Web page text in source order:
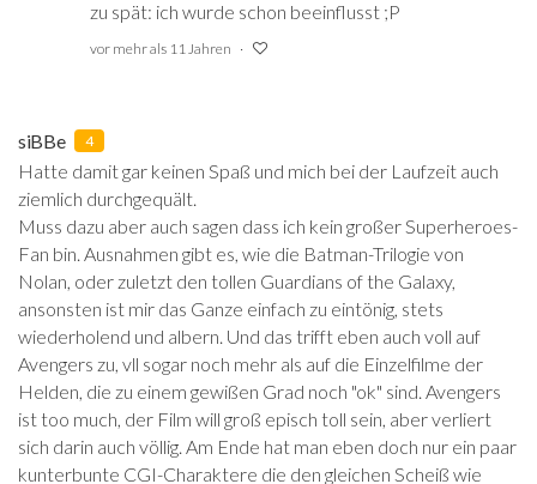
zu spät: ich wurde schon beeinflusst ;P
vor mehr als 11 Jahren
siBBe 4
Hatte damit gar keinen Spaß und mich bei der Laufzeit auch
ziemlich durchgequält.
Muss dazu aber auch sagen dass ich kein großer Superheroes-
Fan bin. Ausnahmen gibt es, wie die Batman-Trilogie von
Nolan, oder zuletzt den tollen Guardians of the Galaxy,
ansonsten ist mir das Ganze einfach zu eintönig, stets
wiederholend und albern. Und das trifft eben auch voll auf
Avengers zu, vll sogar noch mehr als auf die Einzelfilme der
Helden, die zu einem gewißen Grad noch "ok" sind. Avengers
ist too much, der Film will groß episch toll sein, aber verliert
sich darin auch völlig. Am Ende hat man eben doch nur ein paar
kunterbunte CGI-Charaktere die den gleichen Scheiß wie